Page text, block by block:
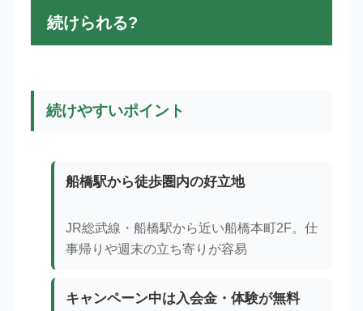
続けられる?
続けやすいポイント
船橋駅から徒歩圏内の好立地
JR総武線・船橋駅から近い船橋本町2F。仕
事帰りや週末の立ち寄りが容易
キャンペーン中は入会金・体験が無料